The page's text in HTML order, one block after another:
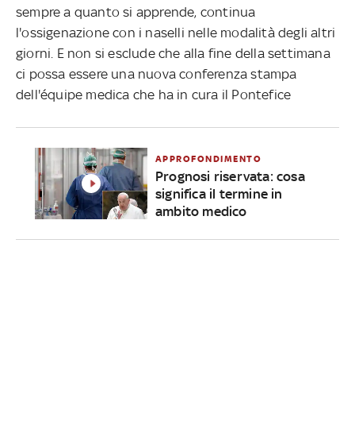
sempre a quanto si apprende, continua
l'ossigenazione con i naselli nelle modalità degli altri
giorni. E non si esclude che alla fine della settimana
ci possa essere una nuova conferenza stampa
dell'équipe medica che ha in cura il Pontefice
APPROFONDIMENTO
Prognosi riservata: cosa
significa il termine in
ambito medico